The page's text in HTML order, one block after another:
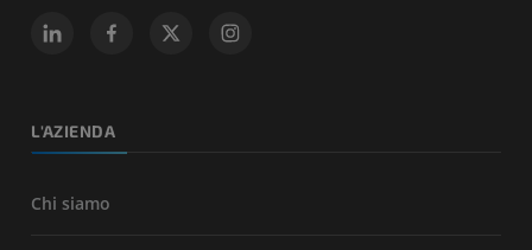
L'AZIENDA
Chi siamo